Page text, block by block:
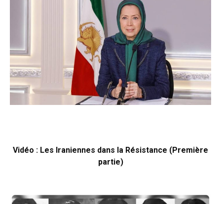
Vidéo : Les Iraniennes dans la Résistance (Première
partie)